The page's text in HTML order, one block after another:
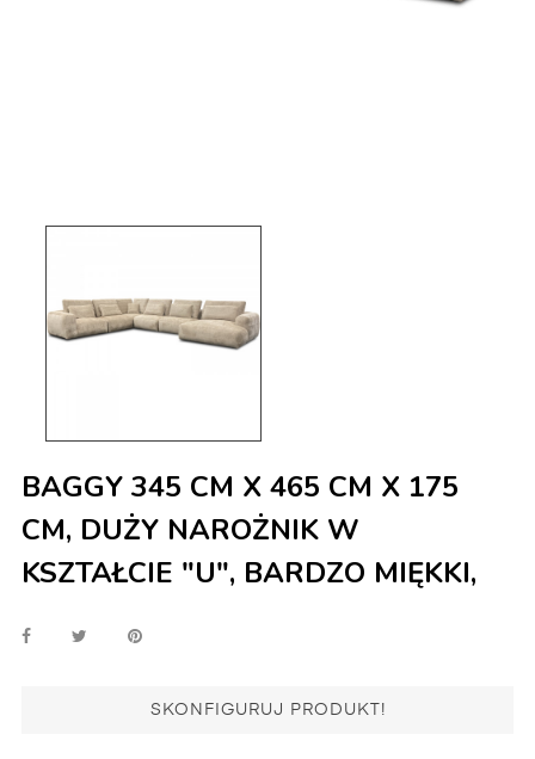
BAGGY 345 CM X 465 CM X 175
CM, DUŻY NAROŻNIK W
KSZTAŁCIE "U", BARDZO MIĘKKI,
SKONFIGURUJ PRODUKT!